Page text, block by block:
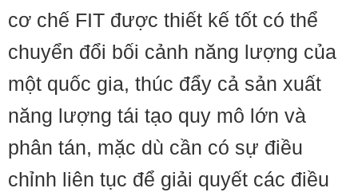
cơ chế FIT được thiết kế tốt có thể
chuyển đổi bối cảnh năng lượng của
một quốc gia, thúc đẩy cả sản xuất
năng lượng tái tạo quy mô lớn và
phân tán, mặc dù cần có sự điều
chỉnh liên tục để giải quyết các điều